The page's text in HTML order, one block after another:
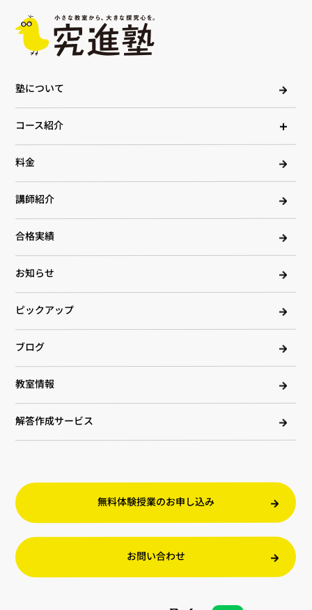
塾について
コース紹介
料金
講師紹介
合格実績
お知らせ
ピックアップ
ブログ
教室情報
解答作成サービス
無料体験授業のお申し込み
お問い合わせ